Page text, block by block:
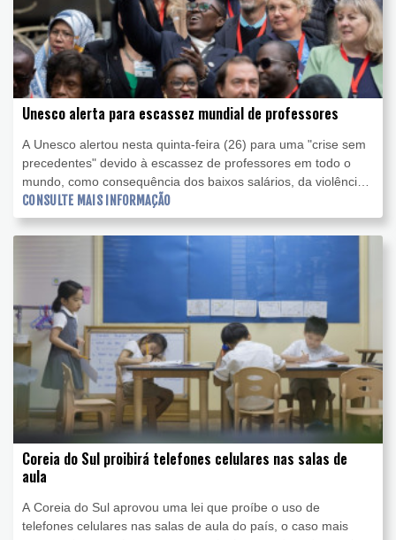
Unesco alerta para escassez mundial de professores
A Unesco alertou nesta quinta-feira (26) para uma "crise sem
precedentes" devido à escassez de professores em todo o
mundo, como consequência dos baixos salários, da violência
e do aumento de estudantes.
CONSULTE MAIS INFORMAÇÃO
Coreia do Sul proibirá telefones celulares nas salas de
aula
A Coreia do Sul aprovou uma lei que proíbe o uso de
telefones celulares nas salas de aula do país, o caso mais